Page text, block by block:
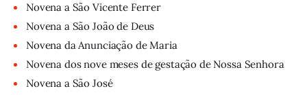
Novena a São Vicente Ferrer
Novena a São João de Deus
Novena da Anunciação de Maria
Novena dos nove meses de gestação de Nossa Senhora
Novena a São José